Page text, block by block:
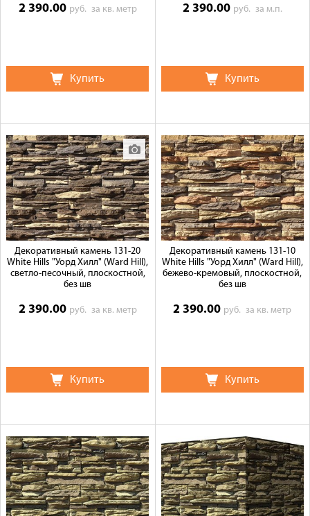
2 390.00 руб. за кв. метр
Купить
2 390.00 руб. за м.п.
Купить
Декоративный камень 131-20
White Hills "Уорд Хилл" (Ward Hill),
светло-песочный, плоскостной,
без шв
2 390.00 руб. за кв. метр
Купить
Декоративный камень 131-10
White Hills "Уорд Хилл" (Ward Hill),
бежево-кремовый, плоскостной,
без шв
2 390.00 руб.за кв. метр
Купить